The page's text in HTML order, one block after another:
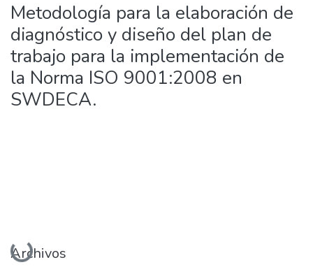
Metodología para la elaboración de
diagnóstico y diseño del plan de
trabajo para la implementación de
la Norma ISO 9001:2008 en
SWDECA.
Cargando...
Archivos